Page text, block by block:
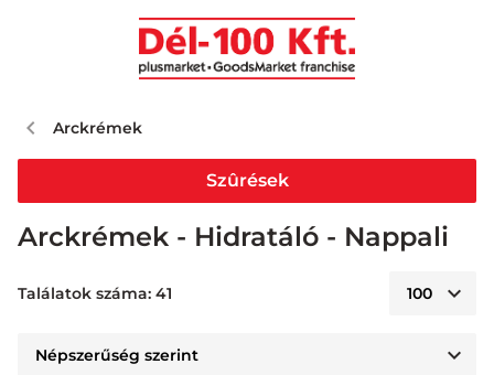
Arckrémek
Arckrémek - Hidratáló - Nappali
Találatok száma: 41
Szûrések